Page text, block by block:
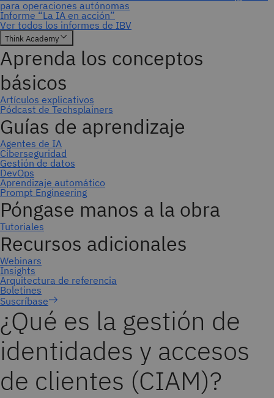
Suscríbase
¿Qué es la gestión de
identidades y accesos
de clientes (CIAM)?